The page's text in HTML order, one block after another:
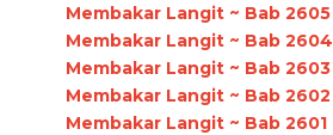
Membakar Langit ~ Bab 2605
Membakar Langit ~ Bab 2604
Membakar Langit ~ Bab 2603
Membakar Langit ~ Bab 2602
Membakar Langit ~ Bab 2601